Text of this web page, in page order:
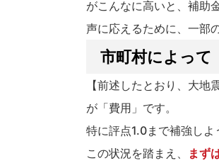
がこんなに高いと、補助
声に応えるために、一部
市町村によって
【前述したとおり、大
が「費用」です。
特に評点1.0まで補強し
この状況を踏まえ、
まず